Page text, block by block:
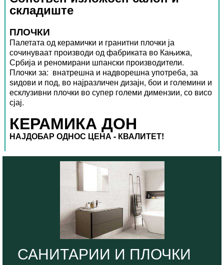
складиште
ПЛОЧКИ
Палетата од керамички и гранитни плочки ја
сочинуваат производи од фабриката во Кањижа,
Србија и реномирани шпански производители.
Плочки за: внатрешна и надворешна употреба, за
ѕидови и под, во најразличен дизајн, бои и големини и
есклузивни плочки во супер големи димензии, со висо
сјај.
КЕРАМИКА ДОН
НАЈДОБАР ОДНОС ЦЕНА - КВАЛИТЕТ!
САНИТАРИИ И ПЛОЧКИ